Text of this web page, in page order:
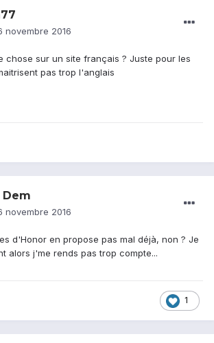
novembre 2016
chose sur un site français ? Juste pour les
pas trop l'anglais
Dem
novembre 2016
d'Honor en propose pas mal déjà, non ? Je
alors j'me rends pas trop compte...
1